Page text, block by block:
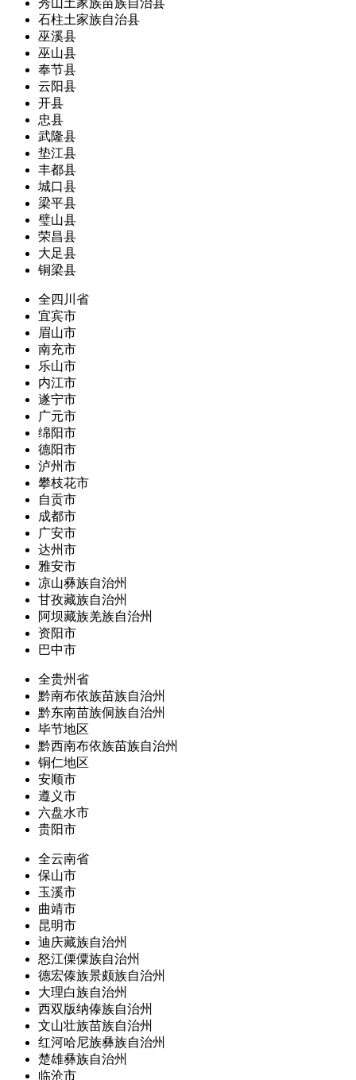
秀山土家族苗族自治县
石柱土家族自治县
巫溪县
巫山县
奉节县
云阳县
开县
忠县
武隆县
垫江县
丰都县
城口县
梁平县
璧山县
荣昌县
大足县
铜梁县
全四川省
宜宾市
眉山市
南充市
乐山市
内江市
遂宁市
广元市
绵阳市
德阳市
泸州市
攀枝花市
自贡市
成都市
广安市
达州市
雅安市
凉山彝族自治州
甘孜藏族自治州
阿坝藏族羌族自治州
资阳市
巴中市
全贵州省
黔南布依族苗族自治州
黔东南苗族侗族自治州
毕节地区
黔西南布依族苗族自治州
铜仁地区
安顺市
遵义市
六盘水市
贵阳市
全云南省
保山市
玉溪市
曲靖市
昆明市
迪庆藏族自治州
怒江傈僳族自治州
德宏傣族景颇族自治州
大理白族自治州
西双版纳傣族自治州
文山壮族苗族自治州
红河哈尼族彝族自治州
楚雄彝族自治州
临沧市